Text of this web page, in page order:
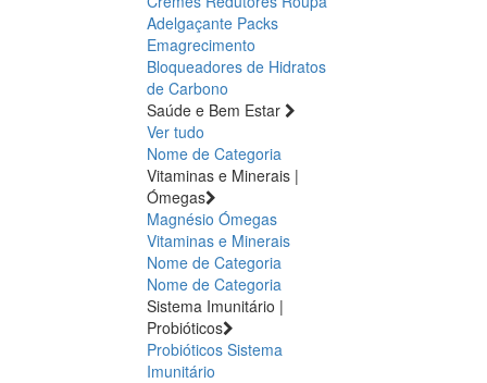
Adelgaçante Packs
Emagrecimento
Bloqueadores de Hidratos
de Carbono
Saúde e Bem Estar
Ver tudo
Nome de Categoria
Vitaminas e Minerais |
Ómegas
Magnésio Ómegas
Vitaminas e Minerais
Nome de Categoria
Nome de Categoria
Sistema Imunitário |
Probióticos
Probióticos Sistema
Imunitário